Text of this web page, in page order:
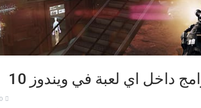
داخل اي لعبة في ويندوز 10
0